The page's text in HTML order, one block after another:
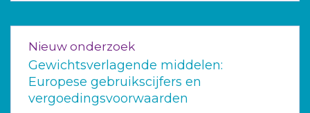
Nieuw onderzoek
Gewichtsverlagende middelen:
Europese gebruikscijfers en
vergoedingsvoorwaarden